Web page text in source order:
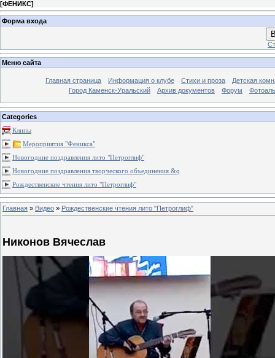
[ФЕНИКС]
Форма входа
Меню сайта
Главная страница Информация о клубе Стихи и проза
Детская
Город Каменск-Уральский
Архив документов Форум
Categories
Клипы
Мероприятия "Феникса"
Новогодние поздравления лито "Петроглиф"
Новогодние поздравления творческого объединения &q
Рождественские чтения лито "Петроглиф"
Главная » Видео » Рождественские чтения лито "Петроглиф"
Никонов Вячеслав